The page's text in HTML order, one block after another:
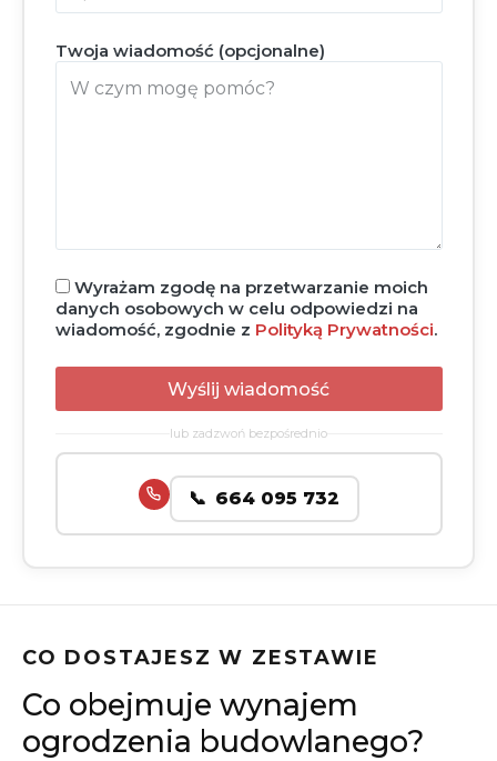
Twoja wiadomość (opcjonalne)
Wyrażam zgodę na przetwarzanie moich
danych osobowych w celu odpowiedzi na
wiadomość, zgodnie z Polityką Prywatności.
lub zadzwoń bezpośrednio
664 095 732
CO DOSTAJESZ W ZESTAWIE
Co obejmuje wynajem
ogrodzenia budowlanego?